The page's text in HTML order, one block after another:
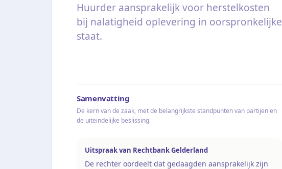
Huurder aansprakelijk voor herstelkosten
bij nalatigheid oplevering in oorspronkelijke
staat.
Samenvatting
De kern van de zaak, met de belangrijkste standpunten van partijen en
de uiteindelijke beslissing
Uitspraak van Rechtbank Gelderland
De rechter oordeelt dat gedaagden aansprakelijk zijn